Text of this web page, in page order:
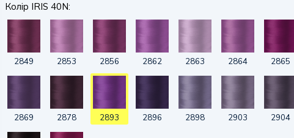
Колір IRIS 40N:
2849 2853 2856 2862 2863 2864 2865
2869 2878 2893 2896 2898 2903 2904